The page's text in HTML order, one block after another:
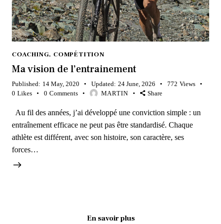
COACHING, COMPÉTITION
Ma vision de l’entrainement
Published: 14 May, 2020 Updated: 24 June, 2026 772 Views
0 Likes 0 Comments MARTIN Share
Au fil des années, j’ai développé une conviction simple : un
entraînement efficace ne peut pas être standardisé. Chaque
athlète est différent, avec son histoire, son caractère, ses
forces…
En savoir plus